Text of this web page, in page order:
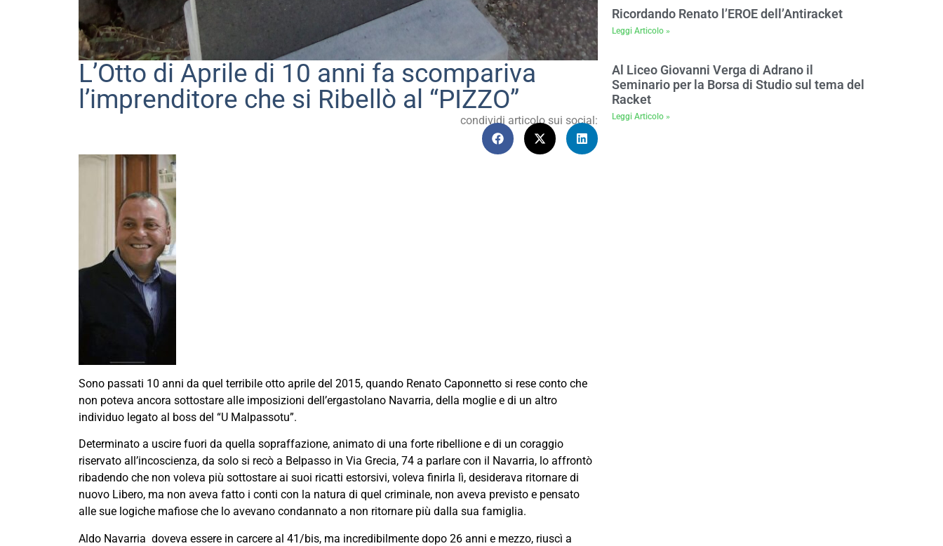
L’Otto di Aprile di 10 anni fa scompariva
l’imprenditore che si Ribellò al “PIZZO”
condividi articolo sui social:
Sono passati 10 anni da quel terribile otto aprile del 2015, quando Renato Caponnetto si rese conto che
non poteva ancora sottostare alle imposizioni dell’ergastolano Navarria, della moglie e di un altro
individuo legato al boss del “U Malpassotu”.
Determinato a uscire fuori da quella sopraffazione, animato di una forte ribellione e di un coraggio
riservato all’incoscienza, da solo si recò a Belpasso in Via Grecia, 74 a parlare con il Navarria, lo affrontò
ribadendo che non voleva più sottostare ai suoi ricatti estorsivi, voleva finirla lì, desiderava ritornare di
nuovo Libero, ma non aveva fatto i conti con la natura di quel criminale, non aveva previsto e pensato
alle sue logiche mafiose che lo avevano condannato a non ritornare più dalla sua famiglia.
Aldo Navarria doveva essere in carcere al 41/bis, ma incredibilmente dopo 26 anni e mezzo, riuscì a
Ricordando Renato l’EROE dell’Antiracket
Leggi Articolo »
Al Liceo Giovanni Verga di Adrano il
Seminario per la Borsa di Studio sul tema del
Racket
Leggi Articolo »